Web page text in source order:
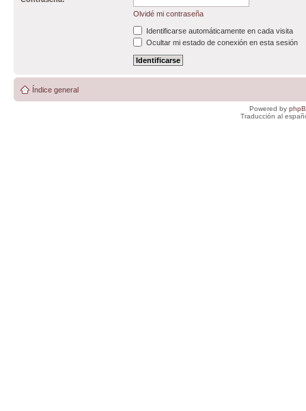
Olvidé mi contraseña
Identificarse automáticamente en cada visita
Ocultar mi estado de conexión en esta sesión
Índice general
Powered by
Traducción al